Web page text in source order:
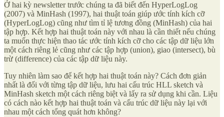
Ở hai kỳ newsletter trước chúng ta đã biết đến HyperLogLog
(2007) và MinHash (1997), hai thuật toán giúp ước tính kích cỡ
(HyperLogLog) cũng như tìm tỉ lệ tương đồng (MinHash) của hai
tập hợp. Kết hợp hai thuật toán này với nhau là cần thiết nếu chúng
ta muốn thực hiện thao tác ước tính kích cỡ cho các tập dữ liệu lớn
một cách riêng lẻ cũng như các tập hợp (union), giao (intersect), bù
trừ (difference) của các tập dữ liệu này.
Tuy nhiên làm sao để kết hợp hai thuật toán này? Cách đơn giản
nhất là đối với từng tập dữ liệu, lưu hai cấu trúc HLL sketch và
MinHash sketch một cách riêng biệt và lấy ra sử dụng khi cần. Liệu
có cách nào kết hợp hai thuật toán và cấu trúc dữ liệu này lại với
nhau một cách tổng quát hơn không?